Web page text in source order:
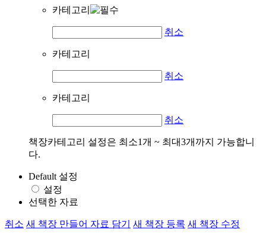
카테고리
취소
카테고리
취소
카테고리
취소
책장카테고리 설정은 최소1개 ~ 최대3개까지 가능합니
다.
Default 설정
설정
선택한 자료
취소 새 책장 만들어 자료 담기 새 책장 등록 새 책장 수정